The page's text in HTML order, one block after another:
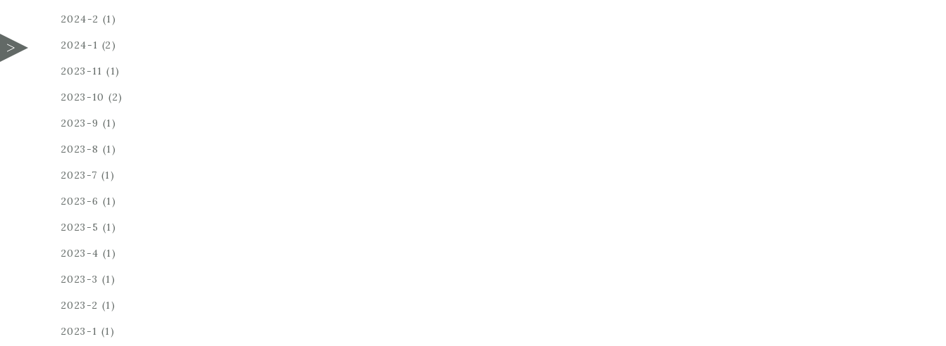
2024-2 (1)
2024-1 (2)
2023-11 (1)
2023-10 (2)
2023-9 (1)
2023-8 (1)
2023-7 (1)
2023-6 (1)
2023-5 (1)
2023-4 (1)
2023-3 (1)
2023-2 (1)
2023-1 (1)